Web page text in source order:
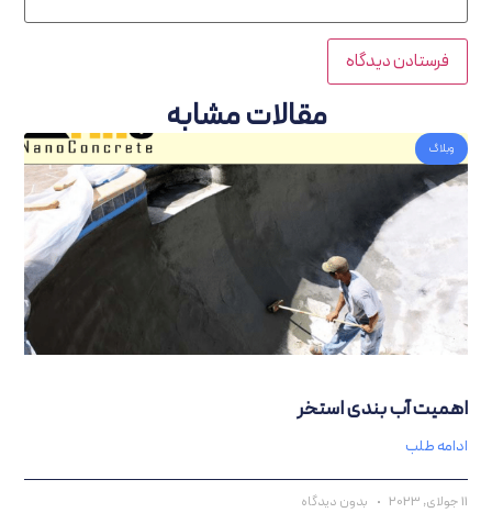
مقالات مشابه
آب‌ بندی استخر
طلب
بدون دیدگاه